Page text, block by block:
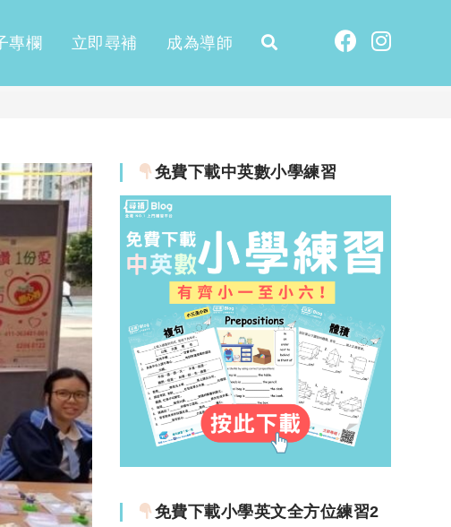
專欄 立即尋補 成為導師
免費下載中英數小學練習
免費下載小學英文全方位練習2